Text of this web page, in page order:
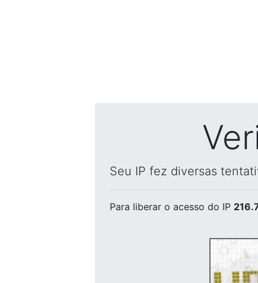
Seu IP fez diversas
Para liberar o acesso do IP